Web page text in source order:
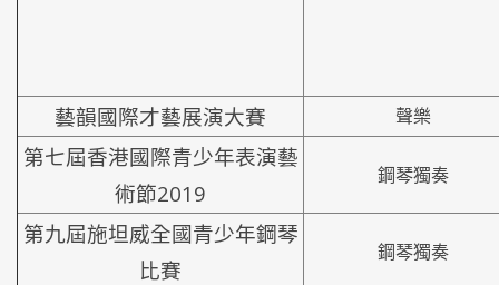
藝韻國際才藝展演大賽 聲樂
第七屆香港國際青少年表演藝
術節2019
鋼琴獨奏
第九屆施坦威全國青少年鋼琴
比賽
鋼琴獨奏